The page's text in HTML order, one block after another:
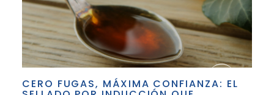
CERO FUGAS, MÁXIMA CONFIANZA: EL